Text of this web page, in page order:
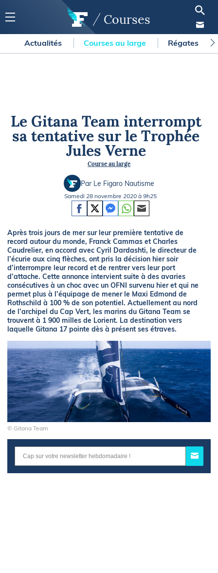
Courses
Actualités Courses au large Régates
Le Gitana Team interrompt
sa tentative sur le Trophée
Jules Verne
Course au large
Par Le Figaro Nautisme
Samedi 28 novembre 2020 à 9h25
Après trois jours de mer sur leur première tentative de
record autour du monde, Franck Cammas et Charles
Caudrelier, en accord avec Cyril Dardashti, le directeur de
l’écurie aux cinq flèches, ont pris la décision hier soir
d’interrompre leur record et de rentrer vers leur port
d’attache. Cette annonce intervient suite à des avaries
consécutives à un choc avec un OFNI survenu hier et qui ne
permet plus à l’équipage de mener le Maxi Edmond de
Rothschild à 100 % de son potentiel. Actuellement au nord
de l’archipel du Cap Vert, les marins du Gitana Team se
trouvent à 1 900 milles de Lorient. La destination vers
laquelle Gitana 17 pointe dès à présent ses étraves.
© Gitana Team